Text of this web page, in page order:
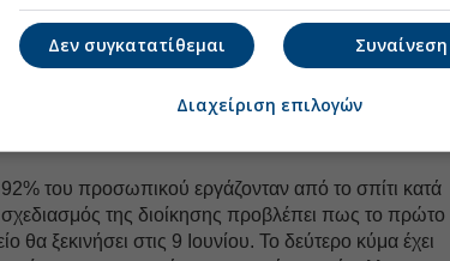
18 Μαίου, με το ποσοστό να μην ξεπερνά το
το 80% των εργαζομένων του οργανισμού
διάρκεια της πανδημίας. Σε αυτή τη φάση υπάρχει
τμήματα ώστε κάποιοι να εργάζονται μία
άλλη στο γραφείο, ανάλογα με τις ανάγκες που
92% του προσωπικού εργάζονταν από το σπίτι κατά
της διοίκησης προβλέπει πως το πρώτο
θα ξεκινήσει στις 9 Ιουνίου. Το δεύτερο κύμα έχει
Συναίνεση
Δεν συγκατατίθεμαι
Διαχείριση επιλογών